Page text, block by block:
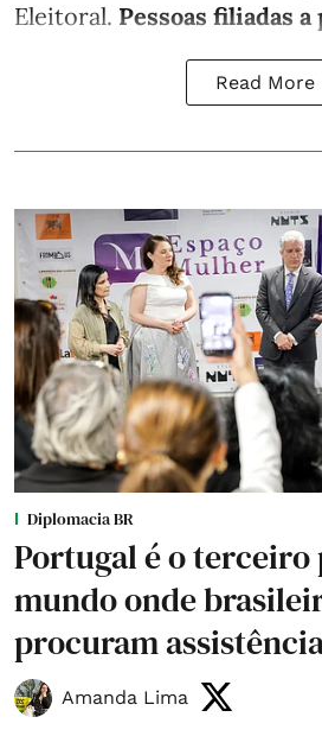
Eleitoral. Pessoas filiadas a
Read More
Diplomacia BR
Portugal é o terceiro
mundo onde
procuram
Amanda Lima